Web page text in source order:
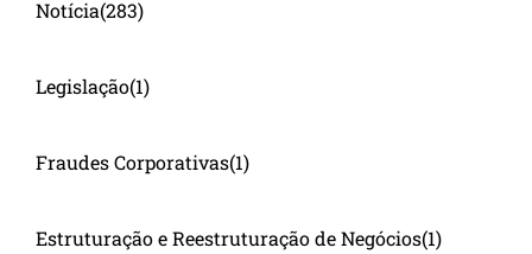
Notícia(283)
Legislação(1)
Fraudes Corporativas(1)
Estruturação e Reestruturação de Negócios(1)